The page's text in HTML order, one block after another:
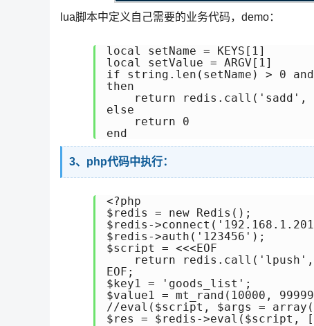
lua脚本中定义自己需要的业务代码，demo：
local setName = KEYS[1]
local setValue = ARGV[1]
if string.len(setName) > 0
then
return redis.call('sadd',
else
    return 0
end
3、php代码中执行：
<?php
$redis = new Redis();
$redis-
$redis->auth('123456');
$script = <<<EOF
return
EOF;
$key1 = 'goods_list';
$value1 = mt_rand(10000,
//eval($script, $args = array(),
$res = $redis->eval($script,